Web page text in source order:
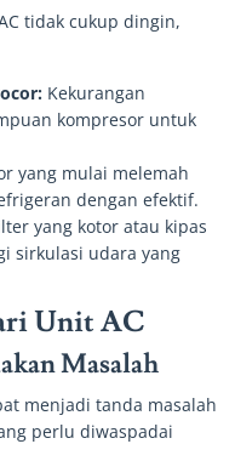
tidak cukup dingin,
Kekurangan
kompresor untuk
yang mulai melemah
dengan efektif.
yang kotor atau kipas
sirkulasi udara yang
Unit AC
Masalah
menjadi tanda masalah
perlu diwaspadai